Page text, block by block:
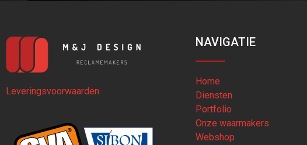
Leveringsvoorwaarden
NAVIGATIE
Home
Diensten
Portfolio
Onze waarmakers
Webshop